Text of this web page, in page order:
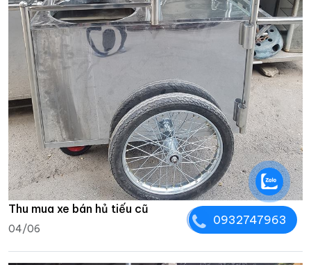
Thu mua xe bán hủ tiếu cũ
04/06
0932747963